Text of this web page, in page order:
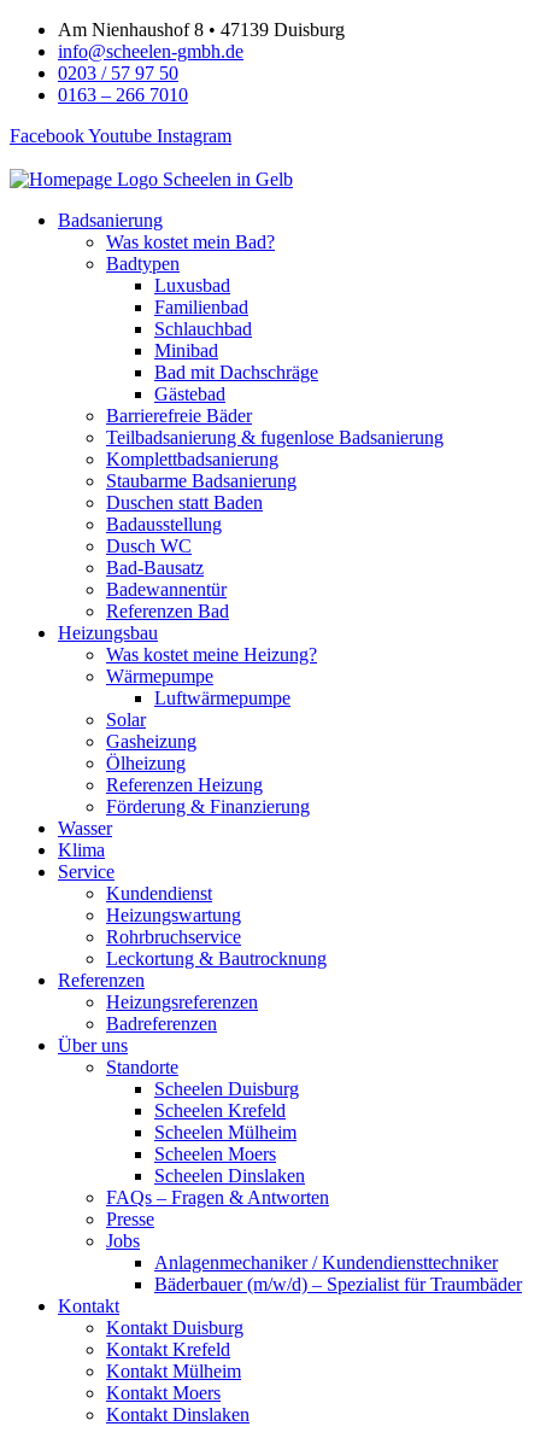
Zum
Inhalt
springen
Am Nienhaushof 8 • 47139 Duisburg
info@scheelen-gmbh.de
0203 / 57 97 50
0163 – 266 7010
FacebookYoutube Instagram
Badsanierung
Was kostet mein Bad?
Badtypen
Luxusbad
Familienbad
Schlauchbad
Minibad
Bad mit Dachschräge
Gästebad
Barrierefreie Bäder
Teilbadsanierung & fugenlose Badsanierung
Komplettbadsanierung
Staubarme Badsanierung
Duschen statt Baden
Badausstellung
Dusch WC
Bad-Bausatz
Badewannentür
Referenzen Bad
Heizungsbau
Was kostet meine Heizung?
Wärmepumpe
Luftwärmepumpe
Solar
Gasheizung
Ölheizung
Referenzen Heizung
Förderung & Finanzierung
Wasser
Klima
Service
Kundendienst
Heizungswartung
Rohrbruchservice
Leckortung & Bautrocknung
Referenzen
Heizungsreferenzen
Badreferenzen
Über uns
Standorte
Scheelen Duisburg
Scheelen Krefeld
Scheelen Mülheim
Scheelen Moers
Scheelen Dinslaken
FAQs – Fragen & Antworten
Presse
Jobs
Anlagenmechaniker / Kundendiensttechniker
Bäderbauer (m/w/d) – Spezialist für Traumbäder
Kontakt
Kontakt Duisburg
Kontakt Krefeld
Kontakt Mülheim
Kontakt Moers
Kontakt Dinslaken